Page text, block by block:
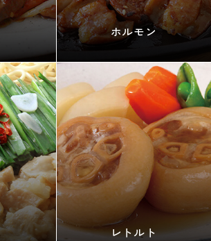
ホルモン
レトルト